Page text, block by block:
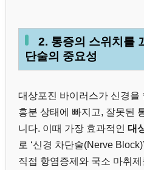
2. 통증의 스위치를
단술의 중요성
대상포진 바이러스가 신경을
흥분 상태에 빠지고, 잘못된
니다. 이때 가장 효과적인 대
로 ‘신경 차단술(Nerve
직접 항염증제와 국소 마취